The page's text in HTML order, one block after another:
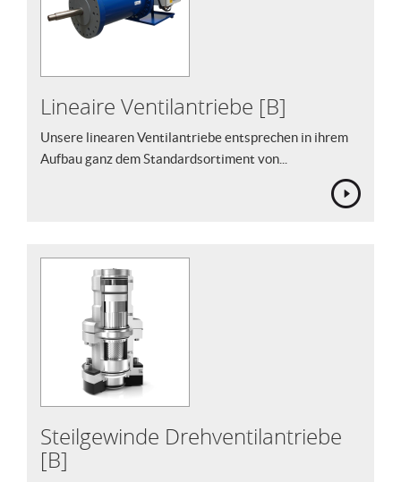
Lineaire Ventilantriebe [B]
Unsere linearen Ventilantriebe entsprechen in ihrem
Aufbau ganz dem Standardsortiment von...
Steilgewinde Drehventilantriebe
[B]